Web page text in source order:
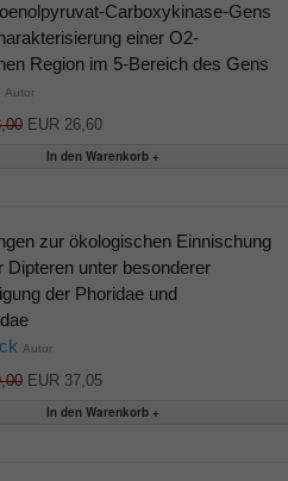
Carboxykinase-Gens
einer O2-
Region im 5-Bereich des Gens
Autor
EUR 26,60
zur ökologischen Einnischung
Dipteren unter besonderer
der Phoridae und
Autor
EUR 37,05